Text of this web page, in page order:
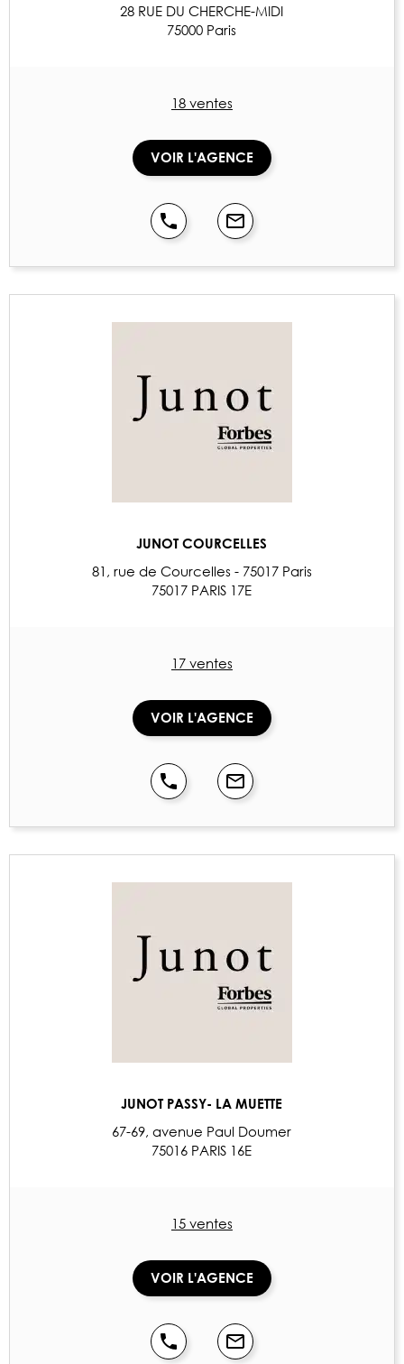
28 RUE DU CHERCHE-MIDI
75000 Paris
18 ventes
VOIR L'AGENCE
JUNOT COURCELLES
81, rue de Courcelles - 75017 Paris
75017 PARIS 17E
17 ventes
VOIR L'AGENCE
JUNOT PASSY- LA MUETTE
67-69, avenue Paul Doumer
75016 PARIS 16E
15 ventes
VOIR L'AGENCE